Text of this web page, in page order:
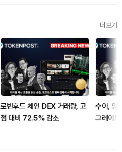
더보기
로빈후드 체인 DEX 거래량, 고
점 대비 72.5% 감소
수이, 양
그레이드